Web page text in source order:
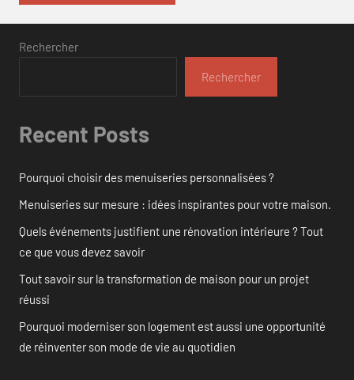
Rechercher
Rechercher
Recent Posts
Pourquoi choisir des menuiseries personnalisées ?
Menuiseries sur mesure : idées inspirantes pour votre maison.
Quels événements justifient une rénovation intérieure ? Tout
ce que vous devez savoir
Tout savoir sur la transformation de maison pour un projet
réussi
Pourquoi moderniser son logement est aussi une opportunité
de réinventer son mode de vie au quotidien